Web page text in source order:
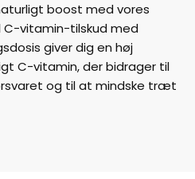
boost med vores
vitamin-tilskud med
giver dig en høj
C-vitamin, der bidrager til
og til at mindske træt